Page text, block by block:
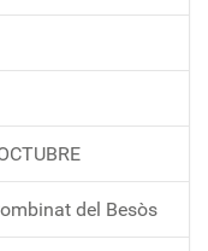
del Besòs